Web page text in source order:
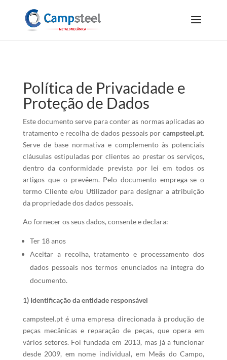
Política de Privacidade e
Proteção de Dados
Este documento serve para conter as normas aplicadas ao
tratamento e recolha de dados pessoais porcampsteel.pt.
Serve de base normativa e complemento às potenciais
cláusulas estipuladas por clientes ao prestar os serviços,
dentro da conformidade prevista por lei em todos os
artigos que o prevêem. Pelo documento emprega-se o
termo Cliente e/ou Utilizador para designar a atribuição
da propriedade dos dados pessoais.
Ao fornecer os seus dados, consente e declara:
Ter 18 anos
Aceitar a recolha, tratamento e processamento dos
dados pessoais nos termos enunciados na íntegra do
documento.
1) Identificação da entidade responsável
campsteel.pt é uma empresa direcionada à produção de
peças mecânicas e reparação de peças, que opera em
vários setores. Foi fundada em 2013, mas já a funcionar
desde 2009, em nome individual, em Meãs do Campo,